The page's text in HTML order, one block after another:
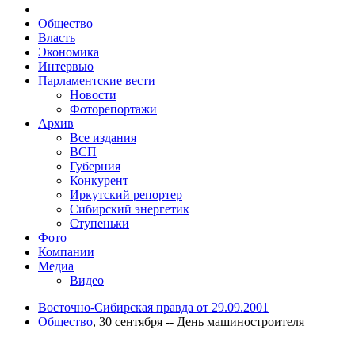
Общество
Власть
Экономика
Интервью
Парламентские вести
Новости
Фоторепортажи
Архив
Все издания
ВСП
Губерния
Конкурент
Иркутский репортер
Сибирский энергетик
Ступеньки
Фото
Компании
Медиа
Видео
Восточно-Сибирская правда от 29.09.2001
Общество, 30 сентября -- День машиностроителя